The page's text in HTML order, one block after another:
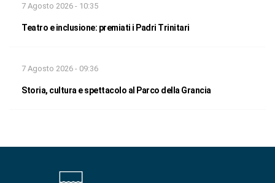
7 Agosto 2026 - 10:35
Teatro e inclusione: premiati i Padri Trinitari
7 Agosto 2026 - 09:36
Storia, cultura e spettacolo al Parco della Grancia